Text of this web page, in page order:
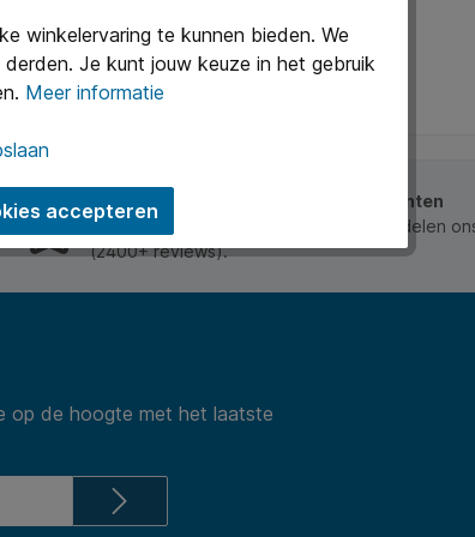
Uitstekend beoordeeld door onze klanten
Onze klanten waarderen ons en beoordelen
(2400+ reviews).
op de hoogte met het laatste
winkelervaring te kunnen bieden. We
Je kunt jouw keuze in het gebruik
Meer informatie
accepteren